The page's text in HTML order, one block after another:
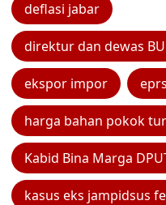
deflasi jabar
direktur dan dewas
ekspor impor
harga bahan pokok
Kabid Bina Marga
kasus eks jampidsus